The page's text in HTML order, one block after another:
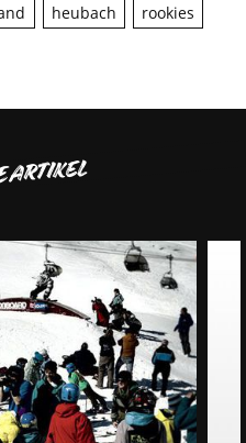
heubach
rookies
ARTIKEL